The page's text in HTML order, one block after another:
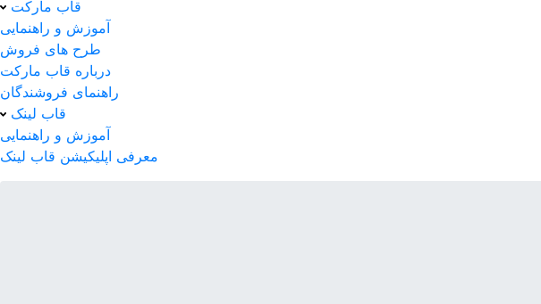
قاب مارکت
آموزش و راهنمایی
طرح های فروش
درباره قاب مارکت
راهنمای فروشندگان
قاب لینک
آموزش و راهنمایی
معرفی اپلیکیشن قاب لینک